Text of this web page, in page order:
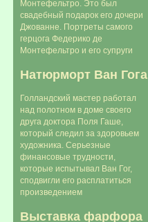
Монтефельтро. Это был
свадебный подарок его дочери
Джованне. Портреты самого
герцога Федерико де
Монтефельтро и его супруги
Натюрморт Ван Гога
Голландский мастер работал
над полотном в доме своего
друга доктора Поля Гаше,
который следил за здоровьем
художника. Серьезные
финансовые трудности,
которые испытывал Ван Гог,
сподвигли его расплатиться
произведением
Выставка фарфора